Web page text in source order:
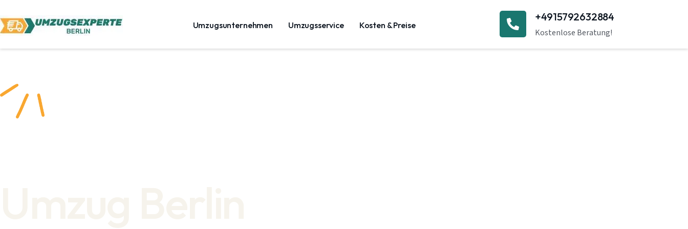
Umzugsunternehmen Umzugsservice Kosten & Preise
+4915792632884
Kostenlose Beratung!